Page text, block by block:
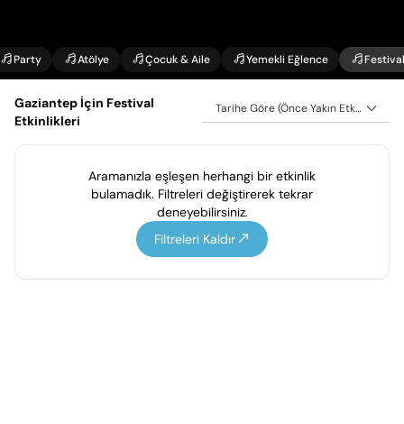
Party Atölye Çocuk & Aile Yemekli Eğlence Festival
Gaziantep İçin Festival
Etkinlikleri
Tarihe Göre (Önce Yakın Etkinlikler)
Aramanızla eşleşen herhangi bir etkinlik
bulamadık. Filtreleri değiştirerek tekrar
deneyebilirsiniz.
Filtreleri Kaldır